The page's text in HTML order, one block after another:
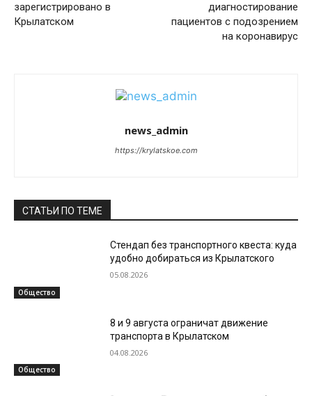
зарегистрировано в
Крылатском
диагностирование
пациентов с подозрением
на коронавирус
news_admin
https://krylatskoe.com
СТАТЬИ ПО ТЕМЕ
Общество
Стендап без транспортного квеста: куда
удобно добираться из Крылатского
05.08.2026
Общество
8 и 9 августа ограничат движение
транспорта в Крылатском
04.08.2026